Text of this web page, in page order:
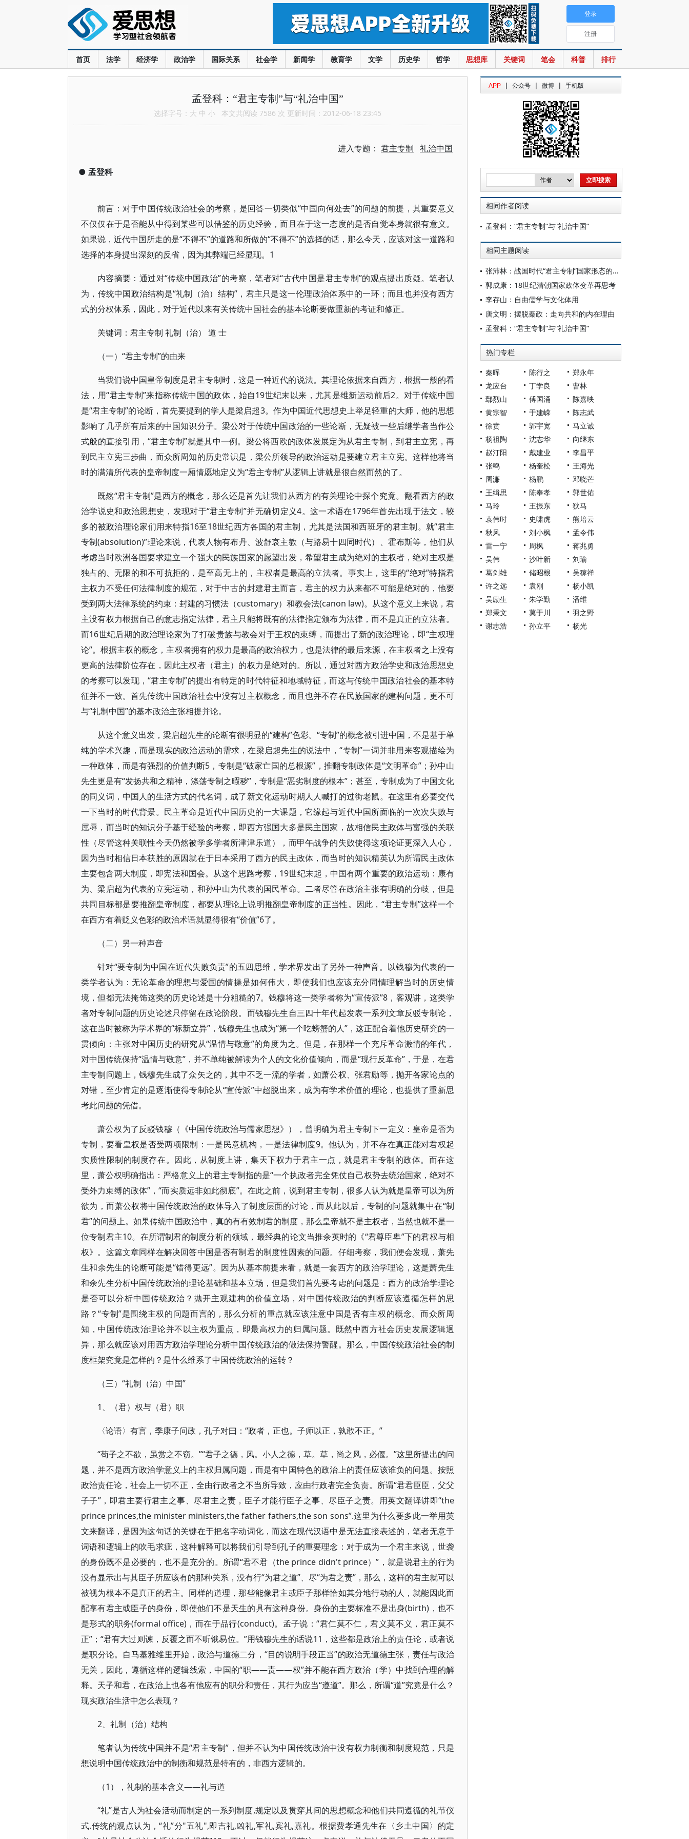
首页 法学 经济学 政治学 国际关系 社会学 新闻学 教育学 文学 历史学 哲学 思想库 关键词 笔会 科普 排行
登录
注册
孟登科：“君主专制”与“礼治中国”
选择字号： 大 中 小 本文共阅读 7586 次 更新时间：2012-06-18 23:45
进入专题： 君主专制 礼治中国
● 孟登科
前言：对于中国传统政治社会的考察，是回答一切类似“中国向何处去”的问题的前提，其重要意义
不仅仅在于是否能从中得到某些可以借鉴的历史经验，而且在于这一态度的是否自觉本身就很有意义。
如果说，近代中国所走的是“不得不”的道路和所做的“不得不”的选择的话，那么今天，应该对这一道路和
选择的本身提出深刻的反省，因为其弊端已经显现。1
内容摘要：通过对“传统中国政治”的考察，笔者对“古代中国是君主专制”的观点提出质疑。笔者认
为，传统中国政治结构是“礼制（治）结构”，君主只是这一伦理政治体系中的一环；而且也并没有西方
式的分权体系，因此，对于近代以来有关传统中国社会的基本论断要做重新的考证和修正。
关键词：君主专制 礼制（治） 道 士
（一）“君主专制”的由来
当我们说中国皇帝制度是君主专制时，这是一种近代的说法。其理论依据来自西方，根据一般的看
法，用“君主专制”来指称传统中国的政体，始自19世纪末以来，尤其是维新运动前后2。对于传统中国
是“君主专制”的论断，首先要提到的学人是梁启超3。作为中国近代思想史上举足轻重的大师，他的思想
影响了几乎所有后来的中国知识分子。梁公对于传统中国政治的一些论断，无疑被一些后继学者当作公
式般的直接引用，“君主专制”就是其中一例。梁公将西欧的政体发展定为从君主专制，到君主立宪，再
到民主立宪三步曲，而众所周知的历史常识是，梁公所领导的政治运动是要建立君主立宪。这样他将当
时的满清所代表的皇帝制度一厢情愿地定义为“君主专制”从逻辑上讲就是很自然而然的了。
既然“君主专制”是西方的概念，那么还是首先让我们从西方的有关理论中探个究竟。翻看西方的政
治学说史和政治思想史，发现对于“君主专制”并无确切定义4。这一术语在1796年首先出现于法文，较
多的被政治理论家们用来特指16至18世纪西方各国的君主制，尤其是法国和西班牙的君主制。就“君主
专制(absolution)”理论来说，代表人物有布丹、波舒哀主教（与路易十四同时代）、霍布斯等，他们从
考虑当时欧洲各国要求建立一个强大的民族国家的愿望出发，希望君主成为绝对的主权者，绝对主权是
独占的、无限的和不可抗拒的，是至高无上的，主权者是最高的立法者。事实上，这里的“绝对”特指君
主权力不受任何法律制度的规范，对于中古的封建君主而言，君主的权力从来都不可能是绝对的，他要
受到两大法律系统的约束：封建的习惯法（customary）和教会法(canon law)。从这个意义上来说，君
主没有权力根据自己的意志指定法律，君主只能将既有的法律指定颁布为法律，而不是真正的立法者。
而16世纪后期的政治理论家为了打破贵族与教会对于王权的束缚，而提出了新的政治理论，即“主权理
论”。根据主权的概念，主权者拥有的权力是最高的政治权力，也是法律的最后来源，在主权者之上没有
更高的法律阶位存在，因此主权者（君主）的权力是绝对的。所以，通过对西方政治学史和政治思想史
的考察可以发现，“君主专制”的提出有特定的时代特征和地域特征，而这与传统中国政治社会的基本特
征并不一致。首先传统中国政治社会中没有过主权概念，而且也并不存在民族国家的建构问题，更不可
与“礼制中国”的基本政治主张相提并论。
从这个意义出发，梁启超先生的论断有很明显的“建构”色彩。“专制”的概念被引进中国，不是基于单
纯的学术兴趣，而是现实的政治运动的需求，在梁启超先生的说法中，“专制”一词并非用来客观描绘为
一种政体，而是有强烈的价值判断5，专制是“破家亡国的总根源”，推翻专制政体是“文明革命”；孙中山
先生更是有“发扬共和之精神，涤荡专制之暇秽”，专制是“恶劣制度的根本”；甚至，专制成为了中国文化
的同义词，中国人的生活方式的代名词，成了新文化运动时期人人喊打的过街老鼠。在这里有必要交代
一下当时的时代背景。民主革命是近代中国历史的一大课题，它缘起与近代中国所面临的一次次失败与
屈辱，而当时的知识分子基于经验的考察，即西方强国大多是民主国家，故相信民主政体与富强的关联
性（尽管这种关联性今天仍然被学多学者所津津乐道），而甲午战争的失败使得这项论证更深入人心，
因为当时相信日本获胜的原因就在于日本采用了西方的民主政体，而当时的知识精英认为所谓民主政体
主要包含两大制度，即宪法和国会。从这个思路考察，19世纪末起，中国有两个重要的政治运动：康有
为、梁启超为代表的立宪运动，和孙中山为代表的国民革命。二者尽管在政治主张有明确的分歧，但是
共同目标都是要推翻皇帝制度，都要从理论上说明推翻皇帝制度的正当性。因此，“君主专制”这样一个
在西方有着贬义色彩的政治术语就显得很有“价值”6了。
（二）另一种声音
针对“要专制为中国在近代失败负责”的五四思维，学术界发出了另外一种声音。以钱穆为代表的一
类学者认为：无论革命的理想与爱国的情操是如何伟大，即使我们也应该充分同情理解当时的历史情
境，但都无法掩饰这类的历史论述是十分粗糙的7。钱穆将这一类学者称为“宣传派”8，客观讲，这类学
者对专制问题的历史论述只停留在政论阶段。而钱穆先生自三四十年代起发表一系列文章反驳专制论，
这在当时被称为学术界的“标新立异”，钱穆先生也成为“第一个吃螃蟹的人”，这正配合着他历史研究的一
贯倾向：主张对中国历史的研究从“温情与敬意”的角度为之。但是，在那样一个充斥革命激情的年代，
对中国传统保持“温情与敬意”，并不单纯被解读为个人的文化价值倾向，而是“现行反革命”，于是，在君
主专制问题上，钱穆先生成了众矢之的，其中不乏一流的学者，如萧公权、张君励等，抛开各家论点的
对错，至少肯定的是逐渐使得专制论从“宣传派”中超脱出来，成为有学术价值的理论，也提供了重新思
考此问题的凭借。
萧公权为了反驳钱穆（《中国传统政治与儒家思想》），曾明确为君主专制下一定义：皇帝是否为
专制，要看皇权是否受两项限制：一是民意机构，一是法律制度9。他认为，并不存在真正能对君权起
实质性限制的制度存在。因此，从制度上讲，集天下权力于君主一点，就是君主专制的政体。而在这
里，萧公权明确指出：严格意义上的君主专制指的是“一个执政者完全凭仗自己权势去统治国家，绝对不
受外力束缚的政体”，“而实质远非如此彻底”。在此之前，说到君主专制，很多人认为就是皇帝可以为所
欲为，而萧公权将中国传统政治的政体导入了制度层面的讨论，而从此以后，专制的问题就集中在“制
君”的问题上。如果传统中国政治中，真的有有效制君的制度，那么皇帝就不是主权者，当然也就不是一
位专制君主10。在所谓制君的制度分析的领域，最经典的论文当推余英时的《“君尊臣卑”下的君权与相
权》。这篇文章同样在解决回答中国是否有制君的制度性因素的问题。仔细考察，我们便会发现，萧先
生和余先生的论断可能是“错得更远”。因为从基本前提来看，就是一套西方的政治学理论，这是萧先生
和余先生分析中国传统政治的理论基础和基本立场，但是我们首先要考虑的问题是：西方的政治学理论
是否可以分析中国传统政治？抛开主观建构的价值立场，对中国传统政治的判断应该遵循怎样的思
路？“专制”是围绕主权的问题而言的，那么分析的重点就应该注意中国是否有主权的概念。而众所周
知，中国传统政治理论并不以主权为重点，即最高权力的归属问题。既然中西方社会历史发展逻辑迥
异，那么就应该对用西方政治学理论分析中国传统政治的做法保持警醒。那么，中国传统政治社会的制
度框架究竟是怎样的？是什么维系了中国传统政治的运转？
（三）“礼制（治）中国”
1、（君）权与（君）职
〈论语〉有言，季康子问政，孔子对曰：“政者，正也。子师以正，孰敢不正。”
“苟子之不欲，虽赏之不窃。”“君子之德，风。小人之德，草。草，尚之风，必偃。”这里所提出的问
题，并不是西方政治学意义上的主权归属问题，而是有中国特色的政治上的责任应该谁负的问题。按照
政治责任论，社会上一切不正，全由行政者之不当所导致，应由行政者完全负责。所谓“君君臣臣，父父
子子”，即君主要行君主之事、尽君主之责，臣子才能行臣子之事、尽臣子之责。用英文翻译讲即“the
prince princes,the minister ministers,the father fathers,the son sons”.这里为什么要多此一举用英
文来翻译，是因为这句话的关键在于把名字动词化，而这在现代汉语中是无法直接表述的，笔者无意于
词语和逻辑上的吹毛求疵，这种解释可以将我们引导到孔子的重要理念：对于成为一个君主来说，世袭
的身份既不是必要的，也不是充分的。所谓“君不君（the prince didn't prince）”，就是说君主的行为
没有显示出与其臣子所应该有的那种关系，没有行“为君之道”、尽“为君之责”，那么，这样的君主就可以
被视为根本不是真正的君主。同样的道理，那些能像君主或臣子那样恰如其分地行动的人，就能因此而
配享有君主或臣子的身份，即使他们不是天生的具有这种身份。身份的主要标准不是出身(birth)，也不
是形式的职务(formal office)，而在于品行(conduct)。孟子说：“君仁莫不仁，君义莫不义，君正莫不
正”；“君有大过则谏，反覆之而不听饿易位。”用钱穆先生的话说11，这些都是政治上的责任论，或者说
是职分论。自马基雅维里开始，政治与道德二分，“目的说明手段正当”的政治无道德主张，责任与政治
无关，因此，遵循这样的逻辑线索，中国的“职——责——权”并不能在西方政治（学）中找到合理的解
释。天子和君，在政治上也各有他应有的职分和责任，其行为应当“遵道”。那么，所谓“道”究竟是什么？
现实政治生活中怎么表现？
2、礼制（治）结构
笔者认为传统中国并不是“君主专制”，但并不认为中国传统政治中没有权力制衡和制度规范，只是
想说明中国传统政治中的制衡和规范是特有的，非西方逻辑的。
（1），礼制的基本含义——礼与道
“礼”是古人为社会活动而制定的一系列制度,规定以及贯穿其间的思想概念和他们共同遵循的礼节仪
式.传统的观点认为，“礼”分"五礼",即吉礼,凶礼,军礼,宾礼,嘉礼。根据费孝通先生在〈乡土中国〉的定
APP | 公众号 | 微博 | 手机版
相同作者阅读
孟登科：“君主专制”与“礼治中国”
相同主题阅读
张沛林：战国时代“君主专制”国家形态的发展与定型
郭成康：18世纪清朝国家政体变革再思考
李存山：自由儒学与文化体用
唐文明：摆脱秦政：走向共和的内在理由
孟登科：“君主专制”与“礼治中国”
热门专栏
秦晖 陈行之
郑永年
龙应台
丁学良
曹林
鄢烈山
傅国涌
陈嘉映
黄宗智
于建嵘
陈志武
徐贲
郭宇宽
马立诚
杨祖陶
沈志华
向继东
赵汀阳
戴建业
李昌平
张鸣
杨奎松
王海光
周濂
杨鹏
邓晓芒
王缉思
陈奉孝
郭世佑
马玲
王振东
狄马
袁伟时
史啸虎
熊培云
秋风
刘小枫
孟令伟
雷一宁
周枫
蒋兆勇
吴伟
沙叶新
刘瑜
葛剑雄
储昭根
吴稼祥
许之远
袁刚
杨小凯
吴励生
朱学勤
潘维
郑秉文
莫于川
羽之野
谢志浩
孙立平 杨光